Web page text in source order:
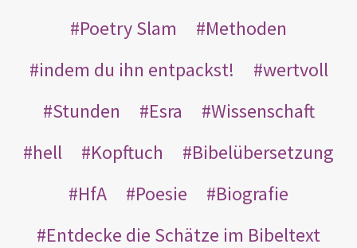
Poetry Slam
Methoden
indem du ihn entpackst!
wertvoll
Stunden
Esra
Wissenschaft
hell
Kopftuch
Bibelübersetzung
HfA
Poesie
Biografie
Entdecke die Schätze im Bibeltext